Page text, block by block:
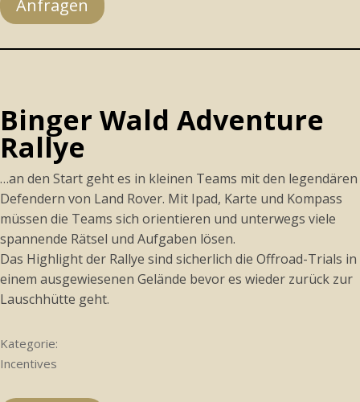
Anfragen
Binger Wald Adventure
Rallye
…an den Start geht es in kleinen Teams mit den legendären
Defendern von Land Rover. Mit Ipad, Karte und Kompass
müssen die Teams sich orientieren und unterwegs viele
spannende Rätsel und Aufgaben lösen.
Das Highlight der Rallye sind sicherlich die Offroad-Trials in
einem ausgewiesenen Gelände bevor es wieder zurück zur
Lauschhütte geht.
Kategorie:
Incentives